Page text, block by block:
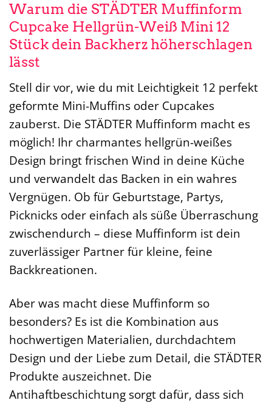
Warum die STÄDTER Muffinform
Cupcake Hellgrün-Weiß Mini 12
Stück dein Backherz höherschlagen
lässt
Stell dir vor, wie du mit Leichtigkeit 12 perfekt
geformte Mini-Muffins oder Cupcakes
zauberst. Die STÄDTER Muffinform macht es
möglich! Ihr charmantes hellgrün-weißes
Design bringt frischen Wind in deine Küche
und verwandelt das Backen in ein wahres
Vergnügen. Ob für Geburtstage, Partys,
Picknicks oder einfach als süße Überraschung
zwischendurch – diese Muffinform ist dein
zuverlässiger Partner für kleine, feine
Backkreationen.
Aber was macht diese Muffinform so
besonders? Es ist die Kombination aus
hochwertigen Materialien, durchdachtem
Design und der Liebe zum Detail, die STÄDTER
Produkte auszeichnet. Die
Antihaftbeschichtung sorgt dafür, dass sich